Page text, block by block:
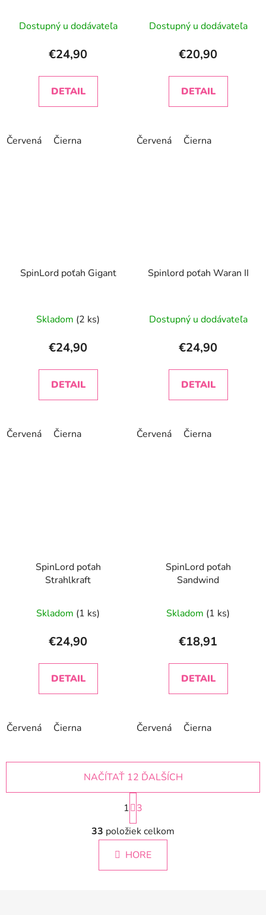
Dostupný u dodávateľa
€24,90
DETAIL
Červená Čierna
Dostupný u dodávateľa
€20,90
DETAIL
Červená Čierna
SpinLord poťah Gigant
Skladom (2 ks)
€24,90
DETAIL
Červená Čierna
Spinlord poťah Waran II
Dostupný u dodávateľa
€24,90
DETAIL
Červená Čierna
SpinLord poťah
Strahlkraft
hodnotenie
produktu
je
4,3
z
Skladom (1 ks)
€24,90
DETAIL
Červená Čierna
SpinLord poťah
Sandwind
Skladom (1 ks)
€18,91
DETAIL
Červená Čierna
O
v
l
á
d
NAČÍTAŤ 12 ĎALŠÍCH
S
t
r
á
n
k
1
3
33 položiek celkom
HORE